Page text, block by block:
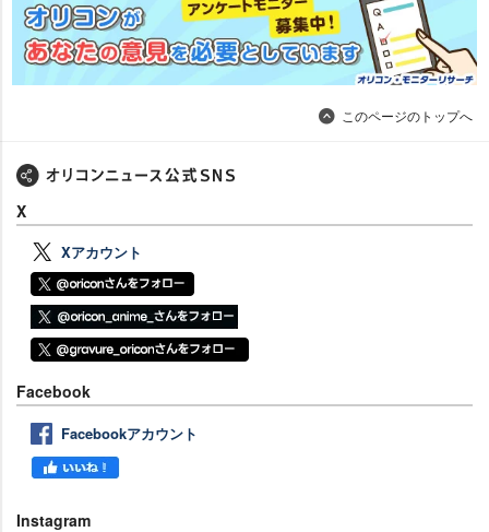
このページのトップへ
X
Xアカウント
Facebook
Facebookアカウント
Instagram